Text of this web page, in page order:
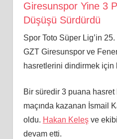
Giresunspor Yine 3
Düşüşü Sürdürdü
Spor Toto Süper Lig’in
GZT Giresunspor ve
hasretlerini dindirmek için
Bir süredir 3 puana hasret
maçında kazanan İsmail
oldu. Hakan Keleşve
devam etti.